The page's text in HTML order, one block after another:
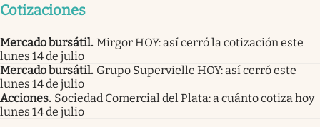
Cotizaciones
Mercado bursátil. Mirgor HOY: así cerró la cotización este
lunes 14 de julio
Mercado bursátil. Grupo Supervielle HOY: así cerró este
lunes 14 de julio
Acciones. Sociedad Comercial del Plata: a cuánto cotiza hoy
lunes 14 de julio